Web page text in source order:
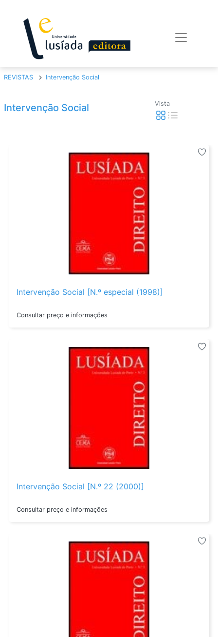
REVISTAS Intervenção Social
Intervenção Social Vista
Intervenção Social [N.º especial (1998)]
Consultar preço e informações
Intervenção Social [N.º 22 (2000)]
Consultar preço e informações